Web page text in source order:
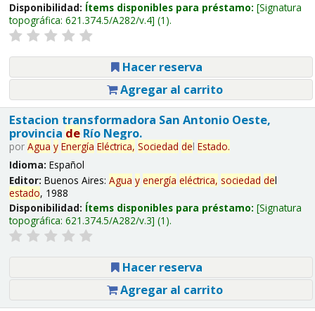
Disponibilidad: Ítems disponibles para préstamo: Signatura
topográfica: 621.374.5/A282/v.4 (1).
Hacer reserva
Agregar al carrito
Estacion transformadora San Antonio Oeste,
provincia deRío Negro.
por Agua y Energía Eléctrica, Sociedad del Estado.
Idioma: Español
Editor: Buenos Aires: Agua y energía eléctrica, sociedad del
estado, 1988
Disponibilidad: Ítems disponibles para préstamo: Signatura
topográfica: 621.374.5/A282/v.3 (1).
Hacer reserva
Agregar al carrito